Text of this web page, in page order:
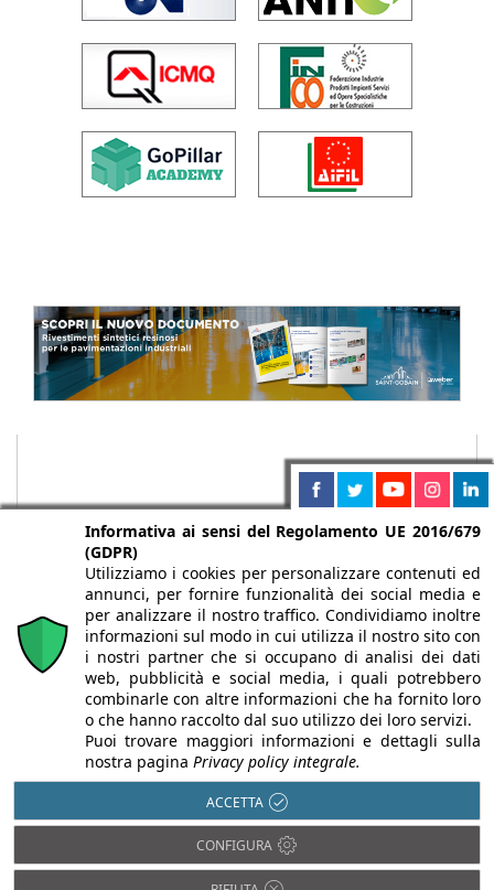
Chi siamo Autori Per la tua pubblicità
Iscriviti alla
newsletter
Infobuild è testata registrata presso il Tribunale di Milano al n° 63
dell’8/3/2013 - ISSN 2282-2267
Informativa ai sensi del Regolamento UE 2016/679
(GDPR)
Utilizziamo i cookies per personalizzare contenuti ed
annunci, per fornire funzionalità dei social media e
per analizzare il nostro traffico. Condividiamo inoltre
informazioni sul modo in cui utilizza il nostro sito con
i nostri partner che si occupano di analisi dei dati
web, pubblicità e social media, i quali potrebbero
combinarle con altre informazioni che ha fornito loro
o che hanno raccolto dal suo utilizzo dei loro servizi.
Puoi trovare maggiori informazioni e dettagli sulla
nostra pagina Privacy policy integrale.
ACCETTA
CONFIGURA